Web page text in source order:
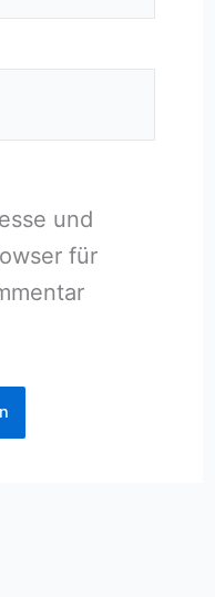
und
für